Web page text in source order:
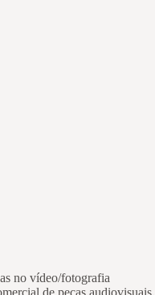
no vídeo/fotografia
de peças audiovisuais,